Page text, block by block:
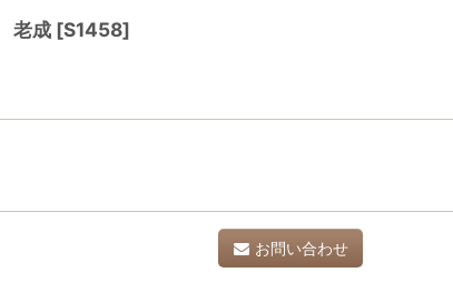
老成 [S1458]
お問い合わせ